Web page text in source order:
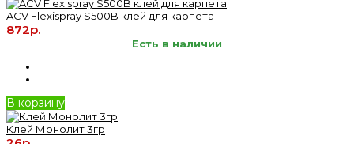
ACV Flexispray S500B клей для карпета
872р.
Есть в наличии
В корзину
Клей Монолит 3гр